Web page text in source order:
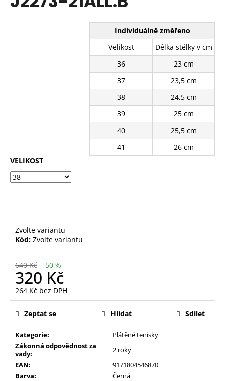
z
Individuálně změřeno
Velikost
Délka stélky v cm
36
23 cm
37
23,5 cm
38
24,5 cm
39
25 cm
40
25,5 cm
41
26 cm
VELIKOST
Zvolte variantu
Kód: Zvolte variantu
640 Kč –50 %
320 Kč
264 Kč bez DPH
Měrná
Kategorie:
Plátěné tenisky
Zákonná odpovědnost za
vady:
2 roky
EAN:
9171804546870
Barva:
Černá
Zeptat se Hlídat Sdílet
490
Kč